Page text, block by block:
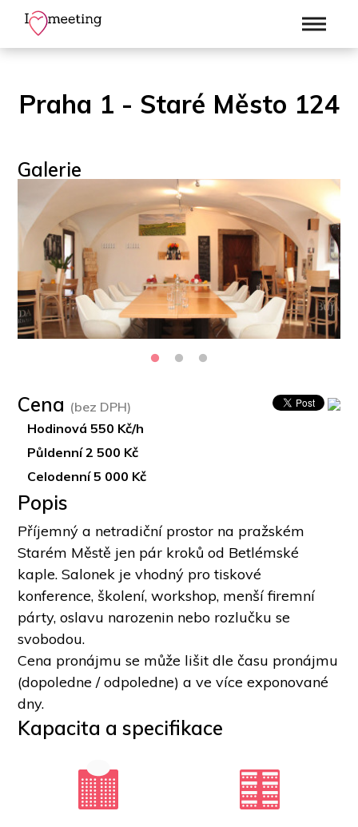
Praha 1 - Staré Město 124
Galerie
Cena (bez DPH)
Hodinová 550 Kč/h
Půldenní 2 500 Kč
Celodenní 5 000 Kč
Popis
Příjemný a netradiční prostor na pražském
Starém Městě jen pár kroků od Betlémské
kaple. Salonek je vhodný pro tiskové
konference, školení, workshop, menší firemní
párty, oslavu narozenin nebo rozlučku se
svobodou.
Cena pronájmu se může lišit dle času pronájmu
(dopoledne / odpoledne) a ve více exponované
dny.
Kapacita a specifikace